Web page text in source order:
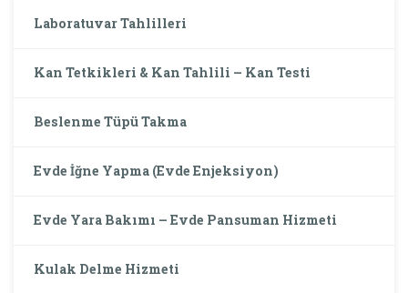
Laboratuvar Tahlilleri
Kan Tetkikleri & Kan Tahlili – Kan Testi
Beslenme Tüpü Takma
Evde İğne Yapma (Evde Enjeksiyon)
Evde Yara Bakımı – Evde Pansuman Hizmeti
Kulak Delme Hizmeti